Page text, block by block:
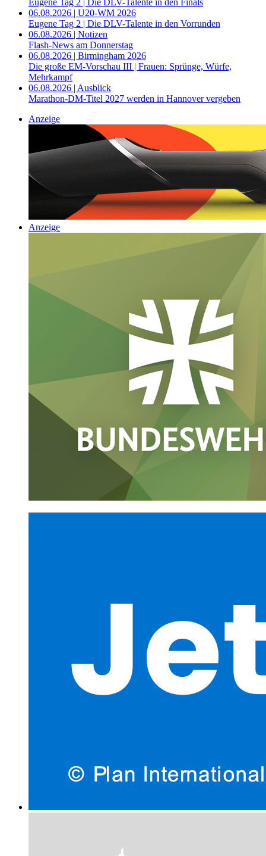
06.08.2026 | U20-WM 2026
Eugene Tag 2 | Die DLV-Talente in den Vorrunden
06.08.2026 | Notizen
Flash-News am Donnerstag
06.08.2026 | Birmingham 2026
Die große EM-Vorschau III | Frauen: Sprünge, Würfe,
Mehrkampf
06.08.2026 | Ausblick
Marathon-DM-Titel 2027 werden in Hannover vergeben
Anzeige
Anzeige